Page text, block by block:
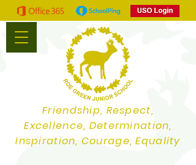
Friendship, Respect,
Excellence, Determination,
Inspiration, Courage, Equality